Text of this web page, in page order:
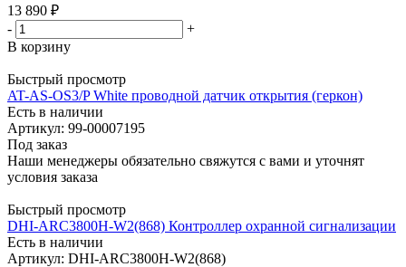
13 890 ₽
-
+
В корзину
Быстрый просмотр
AT-AS-OS3/P White проводной датчик открытия (геркон)
Есть в наличии
Артикул: 99-00007195
Под заказ
Наши менеджеры обязательно свяжутся с вами и уточнят
условия заказа
Быстрый просмотр
DHI-ARC3800H-W2(868) Контроллер охранной сигнализации
Есть в наличии
Артикул: DHI-ARC3800H-W2(868)